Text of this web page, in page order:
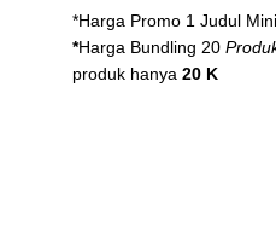
*Harga Promo 1 Judul
*Harga Bundling 20
produk hanya 20 K